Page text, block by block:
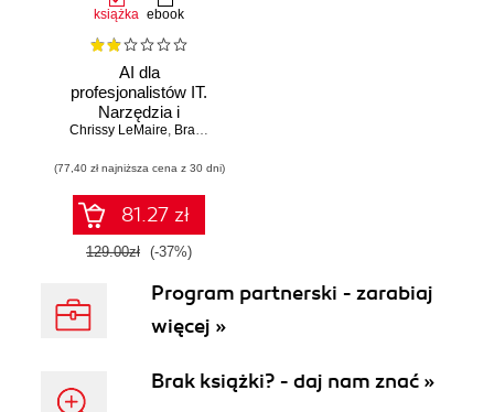
książka ebook
AI dla
profesjonalistów IT.
Narzędzia i
techniki
produktywność
Chrissy LeMaire, Brandon Abshire
(77,40 zł najniższa cena z 30 dni)
81.27 zł
129.00zł (-37%)
Program partnerski - zarabiaj
więcej »
Brak książki? - daj nam znać »